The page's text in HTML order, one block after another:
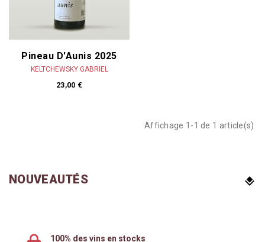
Pineau D'Aunis 2025
KELTCHEWSKY GABRIEL
23,00 €
Affichage 1-1 de 1 article(s)
NOUVEAUTÉS
100% des vins en stocks